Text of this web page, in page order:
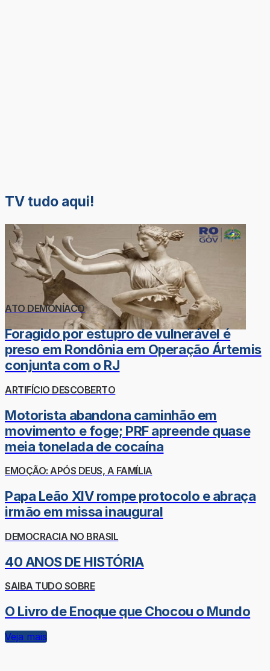
TV tudo aqui!
ATO DEMONÍACO
Foragido por estupro de vulnerável é
preso em Rondônia em Operação Ártemis
conjunta com o RJ
ARTIFÍCIO DESCOBERTO
Motorista abandona caminhão em
movimento e foge; PRF apreende quase
meia tonelada de cocaína
EMOÇÃO: APÓS DEUS, A FAMÍLIA
Papa Leão XIV rompe protocolo e abraça
irmão em missa inaugural
DEMOCRACIA NO BRASIL
40 ANOS DE HISTÓRIA
SAIBA TUDO SOBRE
O Livro de Enoque que Chocou o Mundo
Veja mais